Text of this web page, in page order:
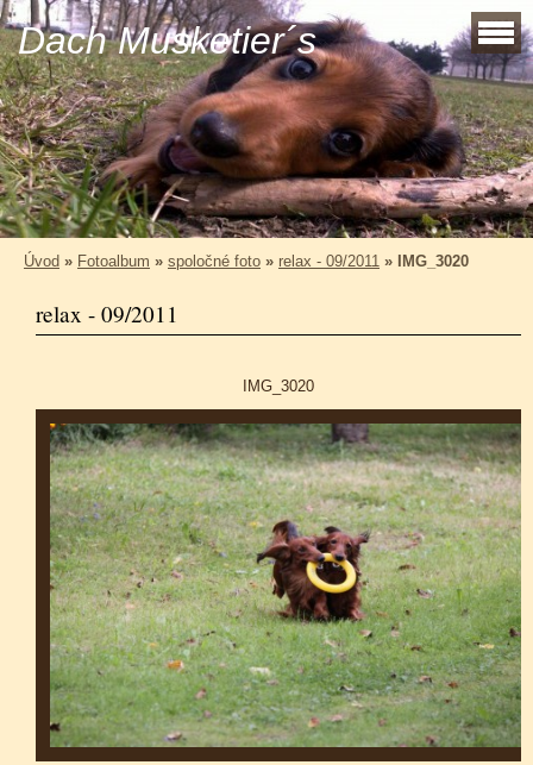
Dach Musketier´s
Úvod » Fotoalbum » spoločné foto » relax - 09/2011 » IMG_3020
relax - 09/2011
IMG_3020